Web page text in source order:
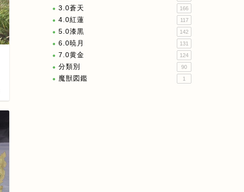
3.0蒼天 166
4.0紅蓮 117
5.0漆黒 142
6.0暁月 131
7.0黄金 124
分類別 90
魔獣図鑑 1